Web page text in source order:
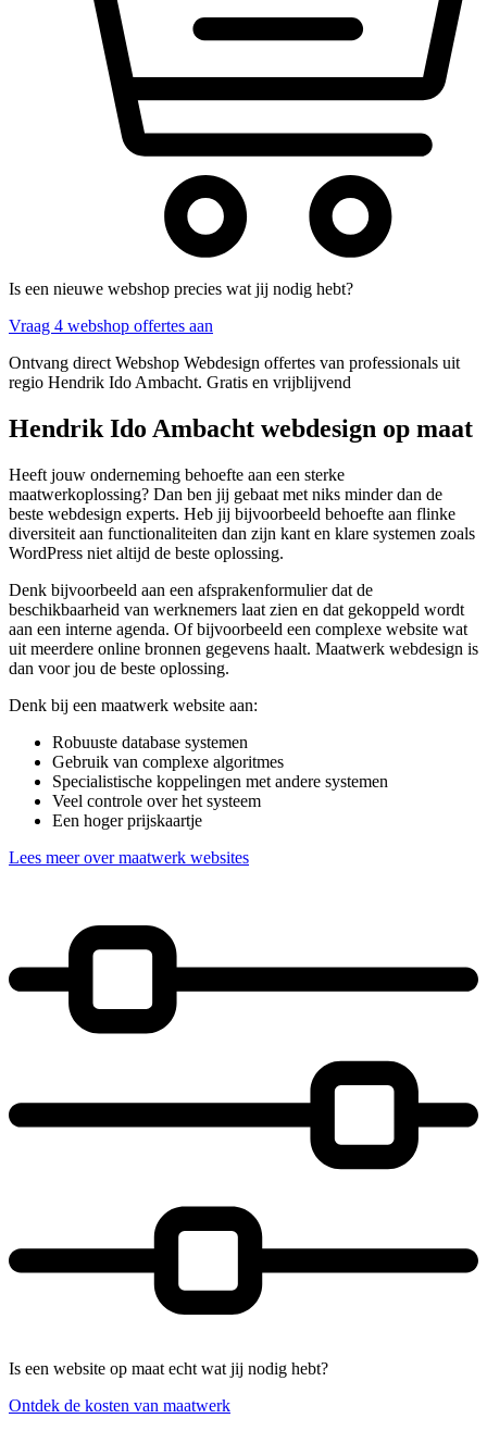
Is een nieuwe webshop precies wat jij nodig hebt?
Vraag 4 webshop offertes aan
Ontvang direct Webshop Webdesign offertes van professionals uit
regio Hendrik Ido Ambacht. Gratis en vrijblijvend
Hendrik Ido Ambacht webdesign op maat
Heeft jouw onderneming behoefte aan een sterke
maatwerkoplossing? Dan ben jij gebaat met niks minder dan de
beste webdesign experts. Heb jij bijvoorbeeld behoefte aan flinke
diversiteit aan functionaliteiten dan zijn kant en klare systemen zoals
WordPress niet altijd de beste oplossing.
Denk bijvoorbeeld aan een afsprakenformulier dat de
beschikbaarheid van werknemers laat zien en dat gekoppeld wordt
aan een interne agenda. Of bijvoorbeeld een complexe website wat
uit meerdere online bronnen gegevens haalt. Maatwerk webdesign is
dan voor jou de beste oplossing.
Denk bij een maatwerk website aan:
Robuuste database systemen
Gebruik van complexe algoritmes
Specialistische koppelingen met andere systemen
Veel controle over het systeem
Een hoger prijskaartje
Lees meer over maatwerk websites
Is een website op maat echt wat jij nodig hebt?
Ontdek de kosten van maatwerk